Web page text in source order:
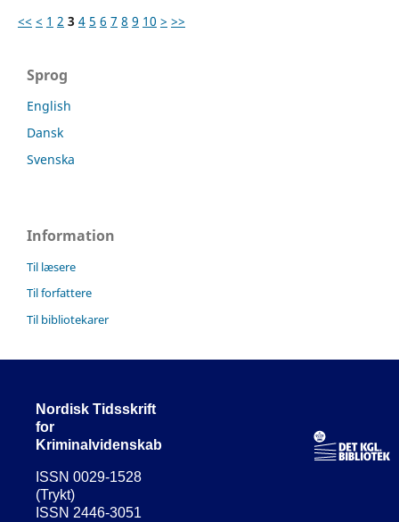
<< < 1 2 3 4 5 6 7 8 9 10 > >>
Sprog
English
Dansk
Svenska
Information
Til læsere
Til forfattere
Til bibliotekarer
Nordisk Tidsskrift
for
Kriminalvidenskab
ISSN 0029-1528
(Trykt)
ISSN 2446-3051